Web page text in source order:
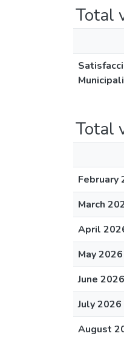
Total
Total
February
March
April
May 2026
June 2026
July 2026
August